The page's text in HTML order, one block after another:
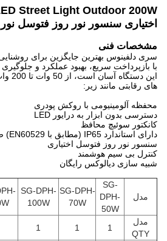
Street Light Outdoor 200W
اختیاری سنسور نور روز فتوسل
مشخصات فنی
سری دلفینوس بهترین جایگزین برای
با بازپرداخت سریع، بهبود عملکرد و
این
های رقابتی مانند زیر:
محفظه آلومینیومی با روکش پودری
دسترسی بدون ابزار به درایور LED
کانکتور سوئیچ محافظ
دارای استاندارد IP65 (مطابق با EN60529) ضد آب
سنسور نور روز فتوسل اختیاری
کنترل بی سیم هوشمند
شبیه سازی دیالوکس رایگان
مدل
SG-
DPH-
50W
SG-DPH-
70W
SG-DPH-
100W
مدل
QTY
1
1
1